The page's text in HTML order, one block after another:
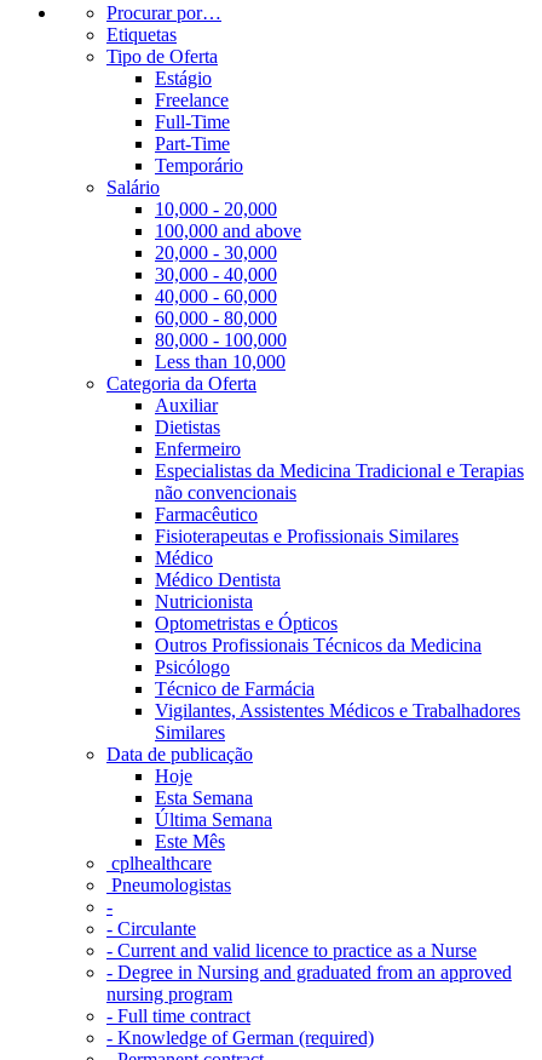
Procurar por…
Etiquetas
Tipo de Oferta
Estágio
Freelance
Full-Time
Part-Time
Temporário
Salário
10,000 - 20,000
100,000 and above
20,000 - 30,000
30,000 - 40,000
40,000 - 60,000
60,000 - 80,000
80,000 - 100,000
Less than 10,000
Categoria da Oferta
Auxiliar
Dietistas
Enfermeiro
Especialistas da Medicina Tradicional e Terapias
não convencionais
Farmacêutico
Fisioterapeutas e Profissionais Similares
Médico
Médico Dentista
Nutricionista
Optometristas e Ópticos
Outros Profissionais Técnicos da Medicina
Psicólogo
Técnico de Farmácia
Vigilantes, Assistentes Médicos e Trabalhadores
Similares
Data de publicação
Hoje
Esta Semana
Última Semana
Este Mês
‎ cplhealthcare‬
Pneumologistas
-
- Circulante
- Current and valid licence to practice as a Nurse
- Degree in Nursing and graduated from an approved
nursing program
- Full time contract
- Knowledge of German (required)